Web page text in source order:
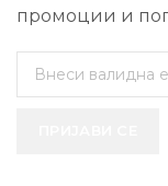
промоции и